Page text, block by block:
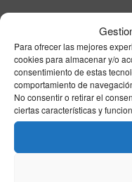
Para ofrecer las mejores
cookies para almacenar y/o
consentimiento de estas
comportamiento de
No consentir o retirar el
ciertas características y
mañana
18/02/2019
sobre el
28/01/
futuro